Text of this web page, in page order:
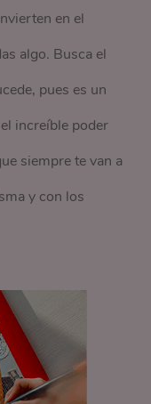
en el
algo. Busca el
pues es un
increíble poder
siempre te van a
y con los